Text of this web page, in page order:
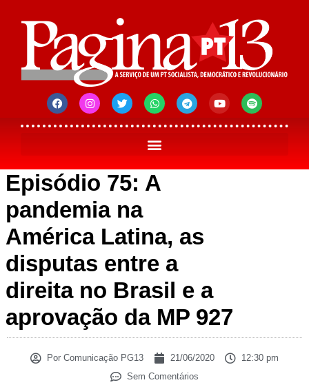
Episódio 75: A
pandemia na
América Latina, as
disputas entre a
direita no Brasil e a
aprovação da MP 927
Por Comunicação PG13 21/06/2020
12:30 pm
Sem Comentários